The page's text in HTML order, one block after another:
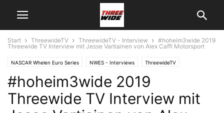
Start ThreewideTV ThreewideTV - Interview
#hoheim3wide 2019
Threewide TV Interview mit Jesse Vartiainen von Alex Caffi Motorsport
NASCAR Whelen Euro Series NWES - Interviews ThreewideTV
ThreewideTV - Interview
#hoheim3wide 2019
Threewide TV Interview mit